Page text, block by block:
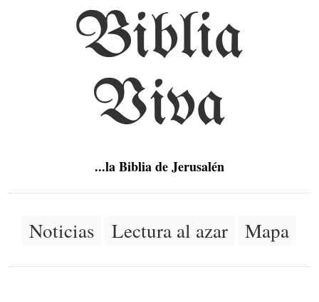
Biblia
Viva
...la Biblia de Jerusalén
Noticias Lectura al azar Mapa